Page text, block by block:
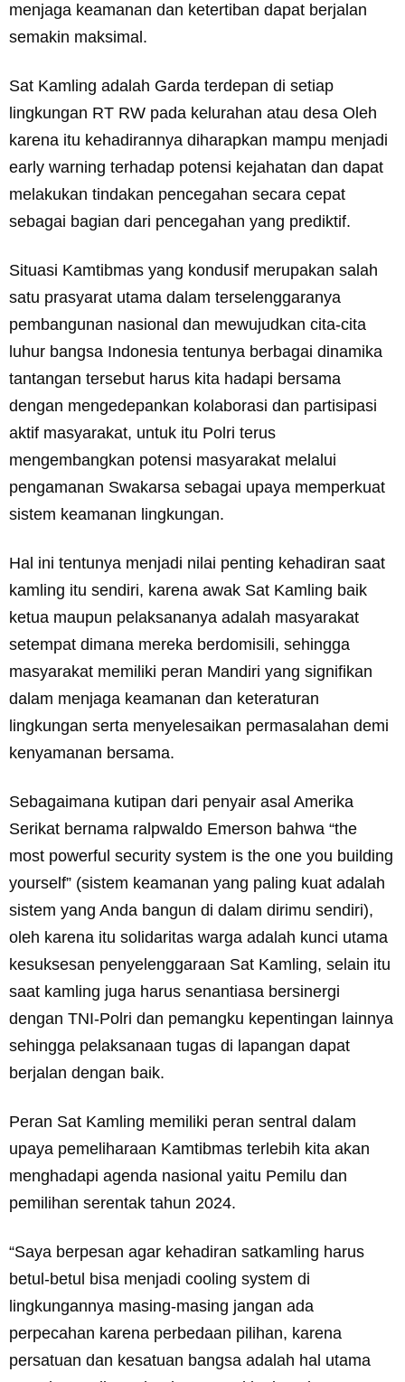
menjaga keamanan dan ketertiban dapat berjalan
semakin maksimal.
Sat Kamling adalah Garda terdepan di setiap
lingkungan RT RW pada kelurahan atau desa Oleh
karena itu kehadirannya diharapkan mampu menjadi
early warning terhadap potensi kejahatan dan dapat
melakukan tindakan pencegahan secara cepat
sebagai bagian dari pencegahan yang prediktif.
Situasi Kamtibmas yang kondusif merupakan salah
satu prasyarat utama dalam terselenggaranya
pembangunan nasional dan mewujudkan cita-cita
luhur bangsa Indonesia tentunya berbagai dinamika
tantangan tersebut harus kita hadapi bersama
dengan mengedepankan kolaborasi dan partisipasi
aktif masyarakat, untuk itu Polri terus
mengembangkan potensi masyarakat melalui
pengamanan Swakarsa sebagai upaya memperkuat
sistem keamanan lingkungan.
Hal ini tentunya menjadi nilai penting kehadiran saat
kamling itu sendiri, karena awak Sat Kamling baik
ketua maupun pelaksananya adalah masyarakat
setempat dimana mereka berdomisili, sehingga
masyarakat memiliki peran Mandiri yang signifikan
dalam menjaga keamanan dan keteraturan
lingkungan serta menyelesaikan permasalahan demi
kenyamanan bersama.
Sebagaimana kutipan dari penyair asal Amerika
Serikat bernama ralpwaldo Emerson bahwa “the
most powerful security system is the one you building
yourself” (sistem keamanan yang paling kuat adalah
sistem yang Anda bangun di dalam dirimu sendiri),
oleh karena itu solidaritas warga adalah kunci utama
kesuksesan penyelenggaraan Sat Kamling, selain itu
saat kamling juga harus senantiasa bersinergi
dengan TNI-Polri dan pemangku kepentingan lainnya
sehingga pelaksanaan tugas di lapangan dapat
berjalan dengan baik.
Peran Sat Kamling memiliki peran sentral dalam
upaya pemeliharaan Kamtibmas terlebih kita akan
menghadapi agenda nasional yaitu Pemilu dan
pemilihan serentak tahun 2024.
“Saya berpesan agar kehadiran satkamling harus
betul-betul bisa menjadi cooling system di
lingkungannya masing-masing jangan ada
perpecahan karena perbedaan pilihan, karena
persatuan dan kesatuan bangsa adalah hal utama